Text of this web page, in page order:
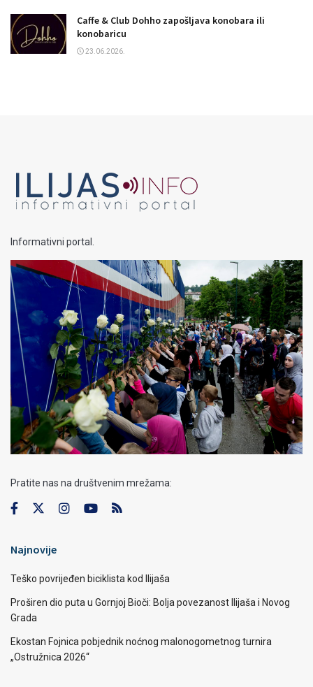
Caffe & Club Dohho zapošljava konobara ili
konobaricu
23.06.2026.
Informativni portal.
Pratite nas na društvenim mrežama:
Najnovije
Teško povrijeđen biciklista kod Ilijaša
Proširen dio puta u Gornjoj Bioči: Bolja povezanost Ilijaša i Novog
Grada
Ekostan Fojnica pobjednik noćnog malonogometnog turnira
„Ostružnica 2026“